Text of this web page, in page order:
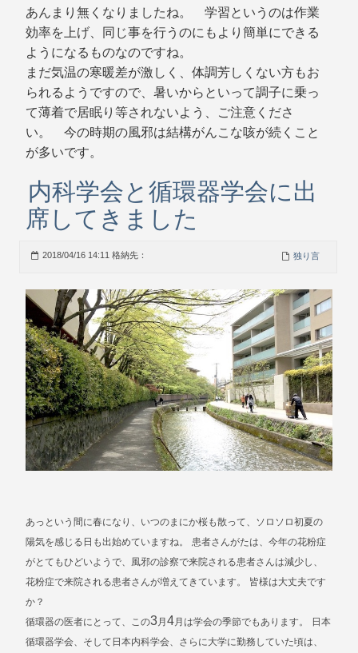
あんまり無くなりましたね。 学習というのは作業
効率を上げ、同じ事を行うのにもより簡単にできる
ようになるものなのですね。
まだ気温の寒暖差が激しく、体調芳しくない方もお
られるようですので、暑いからといって調子に乗っ
て薄着で居眠り等されないよう、ご注意くださ
い。 今の時期の風邪は結構がんこな咳が続くこと
が多いです。
内科学会と循環器学会に出
席してきました
2018/04/16 14:11 格納先： 独り言
あっという間に春になり、いつのまにか桜も散って、ソロソロ初夏の
陽気を感じる日も出始めていますね。
患者さんがたは、今年の花粉症
がとてもひどいようで、風邪の診察で来院される患者さんは減少し、
花粉症で来院される患者さんが増えてきています。
皆様は大丈夫です
か？
循環器の医者にとって、この3月4月は学会の季節でもあります。
日本
循環器学会、そして日本内科学会、さらに大学に勤務していた頃は、